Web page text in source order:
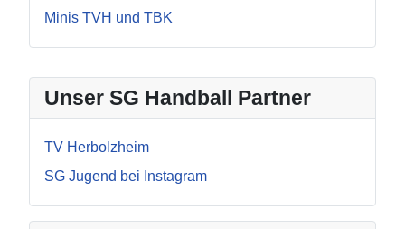
Unser SG Handball Partner
TV Herbolzheim
SG Jugend bei Instagram
Minis TVH und TBK